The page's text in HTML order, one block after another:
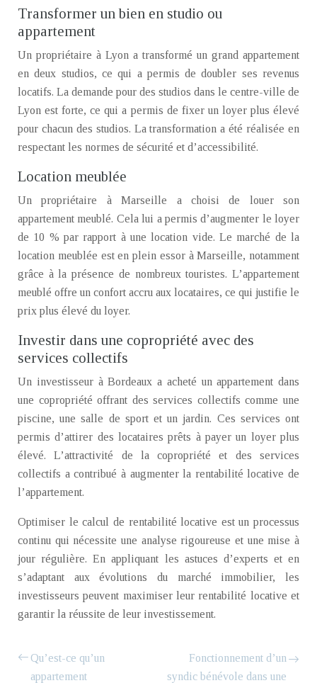
Transformer un bien en studio ou
appartement
Un propriétaire à Lyon a transformé un grand appartement
en deux studios, ce qui a permis de doubler ses revenus
locatifs. La demande pour des studios dans le centre-ville de
Lyon est forte, ce qui a permis de fixer un loyer plus élevé
pour chacun des studios. La transformation a été réalisée en
respectant les normes de sécurité et d’accessibilité.
Location meublée
Un propriétaire à Marseille a choisi de louer son
appartement meublé. Cela lui a permis d’augmenter le loyer
de 10 % par rapport à une location vide. Le marché de la
location meublée est en plein essor à Marseille, notamment
grâce à la présence de nombreux touristes. L’appartement
meublé offre un confort accru aux locataires, ce qui justifie le
prix plus élevé du loyer.
Investir dans une copropriété avec des
services collectifs
Un investisseur à Bordeaux a acheté un appartement dans
une copropriété offrant des services collectifs comme une
piscine, une salle de sport et un jardin. Ces services ont
permis d’attirer des locataires prêts à payer un loyer plus
élevé. L’attractivité de la copropriété et des services
collectifs a contribué à augmenter la rentabilité locative de
l’appartement.
Optimiser le calcul de rentabilité locative est un processus
continu qui nécessite une analyse rigoureuse et une mise à
jour régulière. En appliquant les astuces d’experts et en
s’adaptant aux évolutions du marché immobilier, les
investisseurs peuvent maximiser leur rentabilité locative et
garantir la réussite de leur investissement.
Qu’est-ce qu’un
appartement
Fonctionnement d’un
syndic bénévole dans une